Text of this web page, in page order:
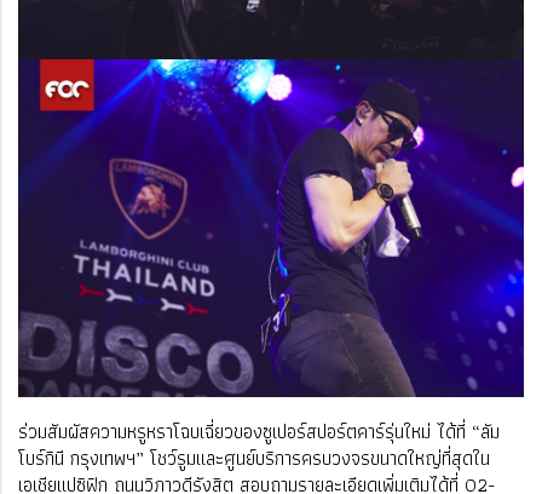
ร่วมสัมผัสความหรูหราโฉบเฉี่ยวของซูเปอร์สปอร์ตคาร์รุ่นใหม่ ได้ที่ “ลัม
โบร์กินี กรุงเทพฯ” โชว์รูมและศูนย์บริการครบวงจรขนาดใหญ่ที่สุดใน
เอเชียแปซิฟิก ถนนวิภาวดีรังสิต สอบถามรายละเอียดเพิ่มเติมได้ที่ 02-